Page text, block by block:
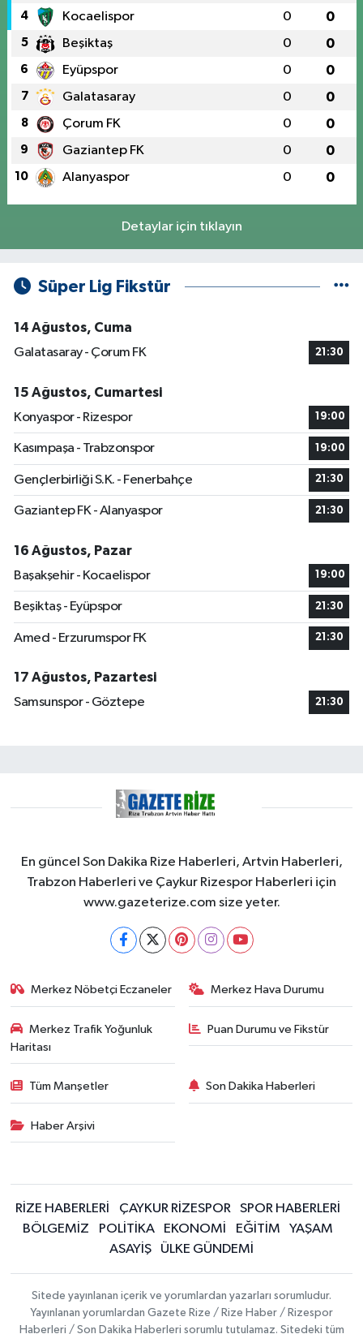
4 Kocaelispor 0 0
5 Beşiktaş 0 0
6 Eyüpspor 0 0
7 Galatasaray 0 0
8 Çorum FK 0 0
9 Gaziantep FK 0 0
10 Alanyaspor 0 0
Detaylar için tıklayın
Süper Lig Fikstür
14 Ağustos, Cuma
Galatasaray - Çorum FK
21:30
15 Ağustos, Cumartesi
Konyaspor - Rizespor
19:00
Kasımpaşa - Trabzonspor 19:00
Gençlerbirliği S.K. - Fenerbahçe 21:30
Gaziantep FK - Alanyaspor 21:30
16 Ağustos, Pazar
Başakşehir - Kocaelispor
19:00
Beşiktaş - Eyüpspor 21:30
Amed - Erzurumspor FK 21:30
17 Ağustos, Pazartesi
Samsunspor - Göztepe
21:30
En güncel Son Dakika Rize Haberleri, Artvin Haberleri,
Trabzon Haberleri ve Çaykur Rizespor Haberleri için
www.gazeterize.com size yeter.
Merkez Nöbetçi Eczaneler Merkez Hava Durumu
Merkez Trafik Yoğunluk
Haritası
Puan Durumu ve Fikstür
Tüm Manşetler Son Dakika Haberleri
Haber Arşivi
RİZE HABERLERİ ÇAYKUR RİZESPOR
SPOR HABERLERİ
BÖLGEMİZ
POLİTİKA EKONOMİ EĞİTİM
YAŞAM
ASAYİŞ
ÜLKE GÜNDEMİ
Sitede yayınlanan içerik ve yorumlardan yazarları sorumludur.
Yayınlanan yorumlardan Gazete Rize / Rize Haber / Rizespor
Haberleri / Son Dakika Haberleri sorumlu tutulamaz. Sitedeki tüm